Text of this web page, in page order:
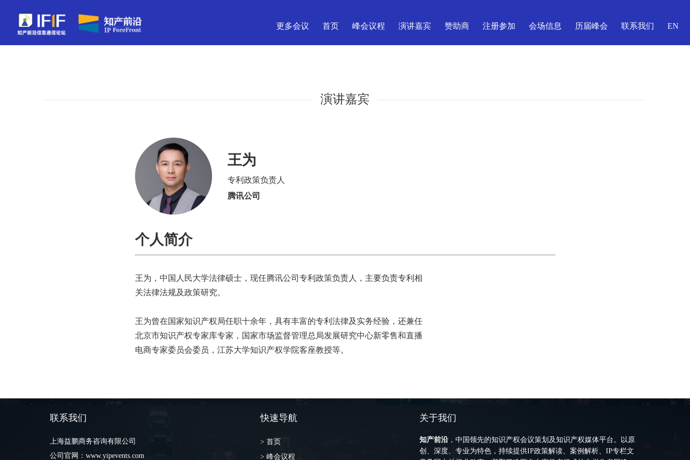
更多会议 首页 峰会议程 演讲嘉宾 赞助商 注册参加 会场信息 历届峰会 联系我们 EN
演讲嘉宾
王为
专利政策负责人
腾讯公司
个人简介
王为，中国人民大学法律硕士，现任腾讯公司专利政策负责人，主要负责专利相
关法律法规及政策研究。
王为曾在国家知识产权局任职十余年，具有丰富的专利法律及实务经验，还兼任
北京市知识产权专家库专家，国家市场监督管理总局发展研究中心新零售和直播
电商专家委员会委员，江苏大学知识产权学院客座教授等。
联系我们
上海益鹏商务咨询有限公司
公司官网：www.yipevents.com
快速导航
> 首页
> 峰会议程
关于我们
知产前沿 ，中国领先的知识产权会议策划及知识产权媒体平台。以原
创、深度、专业为特色，持续提供IP政策解读、案例解析、IP专栏文